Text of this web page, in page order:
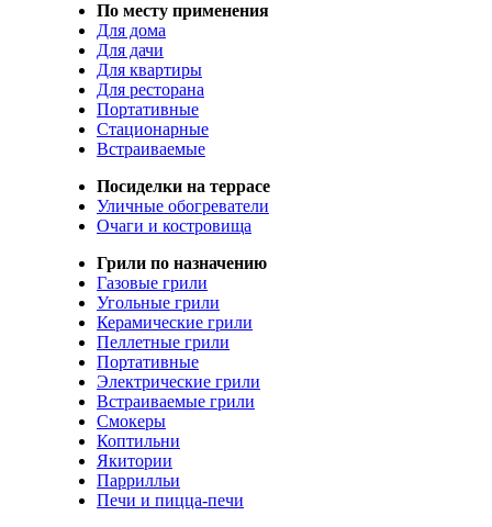
По месту применения
Для дома
Для дачи
Для квартиры
Для ресторана
Портативные
Стационарные
Встраиваемые
Посиделки на террасе
Уличные обогреватели
Очаги и костровища
Грили по назначению
Газовые грили
Угольные грили
Керамические грили
Пеллетные грили
Портативные
Электрические грили
Встраиваемые грили
Смокеры
Коптильни
Якитории
Паррилльи
Печи и пицца-печи